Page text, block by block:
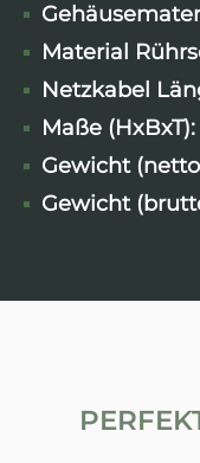
Material
Netzkabel
Maße (HxBxT):
Gewicht
Gewicht